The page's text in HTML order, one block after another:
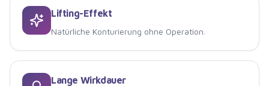
Lifting-Effekt
Natürliche Konturierung ohne Operation.
Lange Wirkdauer